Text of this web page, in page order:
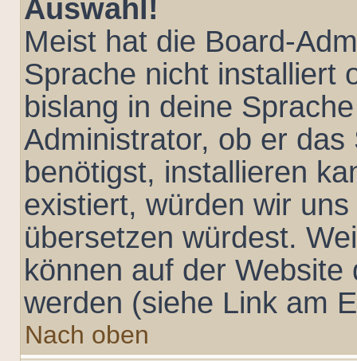
Auswahl!
Meist hat die Board-
Sprache nicht installiert
bislang in deine
Administrator, ob er
benötigst, installieren
existiert, würden wir
übersetzen würdest.
können auf der
werden (siehe Link am
Nach oben